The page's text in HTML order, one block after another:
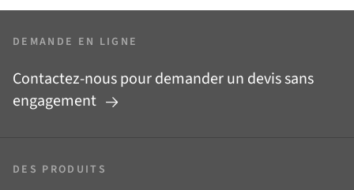
DEMANDE EN LIGNE
Contactez-nous pour demander un devis sans
engagement
DES PRODUITS